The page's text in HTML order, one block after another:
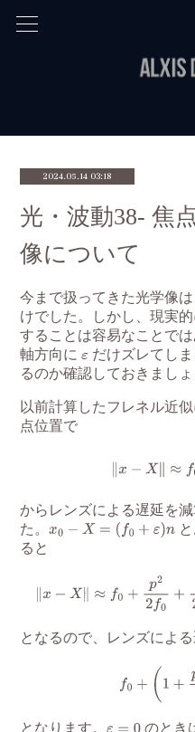
2024.05.14 03:18
光・波動38- 焦
像について